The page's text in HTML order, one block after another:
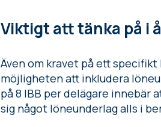
Viktigt att tänka på i
Även om kravet på ett
möjligheten att inkludera
på 8 IBB per delägare innebär
sig något löneunderlag alls i